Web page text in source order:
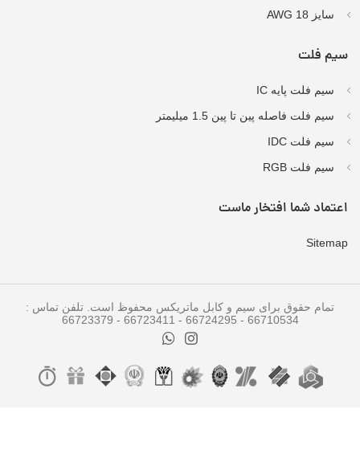
سایز AWG 18
سیم فلت
سیم فلت پایه IC
سیم فلت فاصله پین تا پین 1.5 میلیمتر
سیم فلت IDC
سیم فلت RGB
اعتماد شما افتخار ماست
Sitemap
تمام حقوق برای سیم و کابل ماتریکس محفوظ است. تلفن تماس :
66710534 - 66724295 - 66723411 - 66723379